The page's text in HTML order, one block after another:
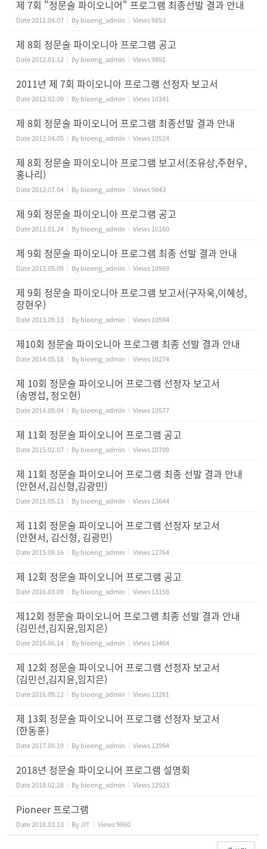
제 7회 "정문술 파이오니어" 프로그램 최종선발 결과 안내
Date2011.04.07 Bybioeng_admin Views9853
제 8회 정문술 파이오니아 프로그램 공고
Date2012.01.12 Bybioeng_admin Views9891
2011년 제 7회 파이오니아 프로그램 선정자 보고서
Date2012.02.09 Bybioeng_admin Views10341
제 8회 정문술 파이오니어 프로그램 최종선발 결과 안내
Date2012.04.05 Bybioeng_admin Views10524
제 8회 정문술 파이오니아 프로그램 보고서(조유상,주현우,
홍나리)
Date2012.07.04 Bybioeng_admin Views9843
제 9회 정문술 파이오니아 프로그램 공고
Date2013.01.24 Bybioeng_admin Views10160
제 9회 정문술 파이오니아 프로그램 최종 선발 결과 안내
Date2013.05.09 Bybioeng_admin Views10969
제 9회 정문술 파이오니아 프로그램 보고서(구자욱,이혜성,
장현우)
Date2013.09.13 Bybioeng_admin Views10504
제10회 정문술 파이오니아 프로그램 최종 선발 결과 안내
Date2014.05.18 Bybioeng_admin Views10274
제 10회 정문술 파이오니어 프로그램 선정자 보고서
(송명섭, 정오현)
Date2014.09.04 Bybioeng_admin Views10577
제 11회 정문술 파이오니어 프로그램 공고
Date2015.02.07 Bybioeng_admin Views10709
제 11회 정문술 파이오니어 프로그램 최종 선발 결과 안내
(안현서,김신형,김광민)
Date2015.05.13 Bybioeng_admin Views13644
제 11회 정문술 파이오니어 프로그램 선정자 보고서
(안현서, 김신형, 김광민)
Date2015.09.16 Bybioeng_admin Views12764
제 12회 정문술 파이오니어 프로그램 공고
Date2016.03.09 Bybioeng_admin Views13158
제12회 정문술 파이오니어 프로그램 최종 선발 결과 안내
(김민선,김지윤,임지은)
Date2016.06.14 Bybioeng_admin Views13464
제 12회 정문술 파이오니어 프로그램 선정자 보고서
(김민선,김지윤,임지은)
Date2016.09.12 Bybioeng_admin Views13261
제 13회 정문술 파이오니어 프로그램 선정자 보고서
(한동훈)
Date2017.09.19 Bybioeng_admin Views12994
2018년 정문술 파이오니어 프로그램 설명회
Date2018.02.28 Bybioeng_admin Views12923
Pioneer 프로그램
Date2018.03.13 ByJIT Views9960